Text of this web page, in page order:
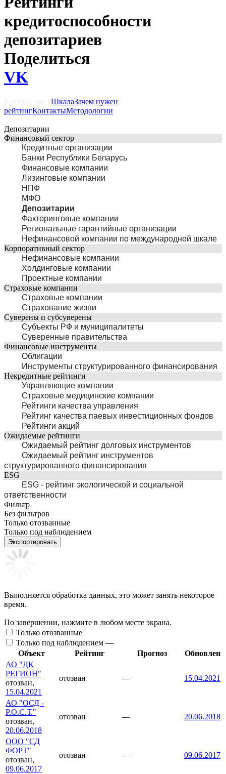
кредитоспособности
депозитариев
Поделиться
VK
ШкалаЗачем нужен
рейтингКонтактыМетодологии
Депозитарии
Финансовый сектор
Кредитные организации
Банки Республики Беларусь
Финансовые компании
Лизинговые компании
НПФ
МФО
Депозитарии
Факторинговые компании
Региональные гарантийные организации
Нефинансовой компании по международной шкале
Корпоративный сектор
Нефинансовые компании
Холдинговые компании
Проектные компании
Страховые компании
Страховые компании
Страхование жизни
Суверены и субсуверены
Субъекты РФ и муниципалитеты
Суверенные правительства
Финансовые инструменты
Облигации
Инструменты структурированного финансирования
Некредитные рейтинги
Управляющие компании
Страховые медицинские компании
Рейтинги качества управления
Рейтинг качества паевых инвестиционных фондов
Рейтинги акций
Ожидаемые рейтинги
Ожидаемый рейтинг долговых инструментов
Ожидаемый рейтинг инструментов
структурированного финансирования
ESG
ESG - рейтинг экологической и социальной
ответственности
Фильтр
Без фильтров
Только отозванные
Только под наблюдением
Экспортировать
Выполняется обработка данных, это может занять некоторое
время.
По завершении, нажмите в любом месте экрана.
Только отозванные
Только под наблюдением —
Объект
Рейтинг Прогноз
Обновлен
АО "ДК
РЕГИОН"
отозван,
15.04.2021
отозван — 15.04.2021
АО "ОСД -
Р.О.С.Т."
отозван,
20.06.2018
отозван — 20.06.2018
ООО "СД
ФОРТ"
отозван,
09.06.2017
отозван — 09.06.2017